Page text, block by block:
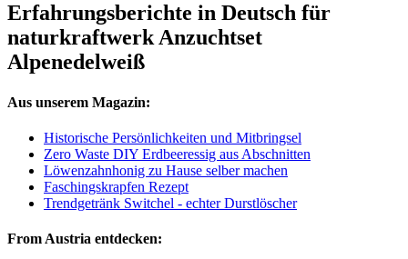
Erfahrungsberichte in Deutsch für
naturkraftwerk Anzuchtset
Alpenedelweiß
Aus unserem Magazin:
Historische Persönlichkeiten und Mitbringsel
Zero Waste DIY Erdbeeressig aus Abschnitten
Löwenzahnhonig zu Hause selber machen
Faschingskrapfen Rezept
Trendgetränk Switchel - echter Durstlöscher
From Austria entdecken: